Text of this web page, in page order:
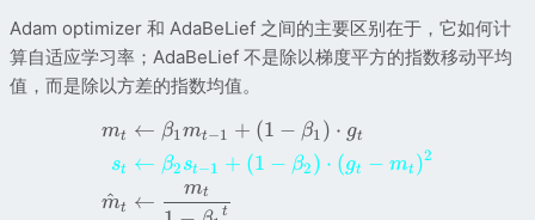
Adam optimizer 和 AdaBeLief 之间的主要区别在于，它如何计
算自适应学习率；AdaBeLief 不是除以梯度平方的指数移动平均
值，而是除以方差的指数均值。
mt
st
m
^ t
← β1mt−1 + (1 − β1 ) ⋅ gt
← β2 st−1 + (1 − β2 ) ⋅ (gt − mt)2
← t
mt